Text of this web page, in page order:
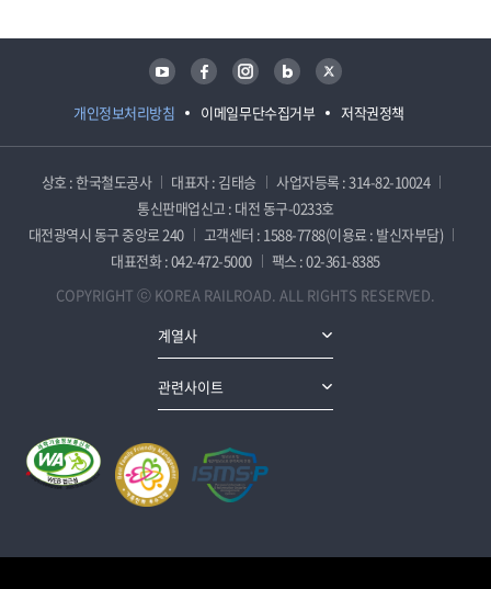
개인정보처리방침 이메일무단수집거부 저작권정책
유튜브 페이스북 인스타그램 블로그 트위터
상호 : 한국철도공사 대표자 : 김태승
사업자등록 : 314-82-10024
통신판매업신고 : 대전 동구-0233호
대전광역시 동구 중앙로 240
고객센터 : 1588-7788(이용료 : 발신자부담)
대표전화 : 042-472-5000
팩스 : 02-361-8385
COPYRIGHT ⓒ KOREA RAILROAD. ALL RIGHTS RESERVED.
계열사
관련사이트